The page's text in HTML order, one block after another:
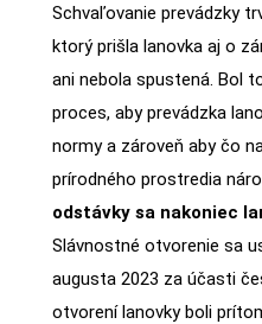
Schvaľovanie prevádzky
ktorý prišla lanovka aj o
ani nebola spustená. Bol
proces, aby prevádzka
normy a zároveň aby čo
prírodného prostredia
odstávky sa nakoniec
Slávnostné otvorenie sa
augusta 2023 za účasti
otvorení lanovky boli